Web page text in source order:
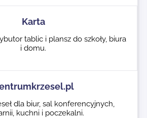
Karta
tablic i plansz do szkoły, biura
i domu.
dla biur, sal konferencyjnych,
kuchni i poczekalni.